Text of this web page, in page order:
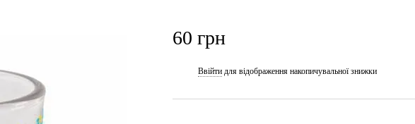
60 грн
Ввійти для відображення накопичувальної знижки